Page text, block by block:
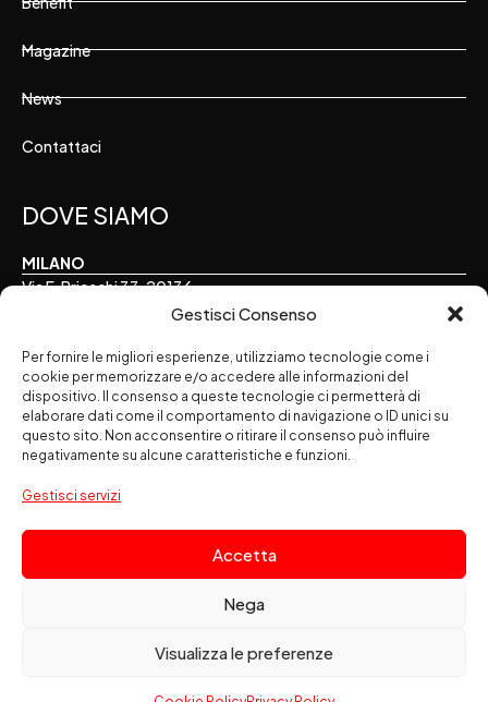
Gestisci Consenso
Per fornire le migliori esperienze, utilizziamo tecnologie come i
cookie per memorizzare e/o accedere alle informazioni del
dispositivo. Il consenso a queste tecnologie ci permetterà di
elaborare dati come il comportamento di navigazione o ID unici su
questo sito. Non acconsentire o ritirare il consenso può influire
negativamente su alcune caratteristiche e funzioni.
Gestisci servizi
Accetta
Nega
Visualizza le preferenze
Magazine
News
Contattaci
DOVE SIAMO
MILANO
Via F. Brioschi 33, 20136
Via E. Perrone 16, 10122
ALESSANDRIA
Via Palermo 7, 15121
SEGUICI SUI SOCIAL
- Codice Fiscale: 02083080164 - Partita IVA: 10683390156
Le nostre policy